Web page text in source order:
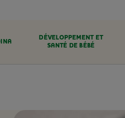
DÉVELOPPEMENT ET
SANTÉ DE BÉBÉ